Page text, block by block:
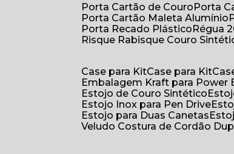
Porta Cartão de Couro
Porta
Porta Cartão Maleta Alumínio
Porta Recado Plástico
Régua
Risque Rabisque Couro
Case para Kit
Case para Kit
Embalagem Kraft para Power
Estojo de Couro Sintético
Estojo Inox para Pen Drive
Estojo para Duas Canetas
Veludo Costura de Cordão